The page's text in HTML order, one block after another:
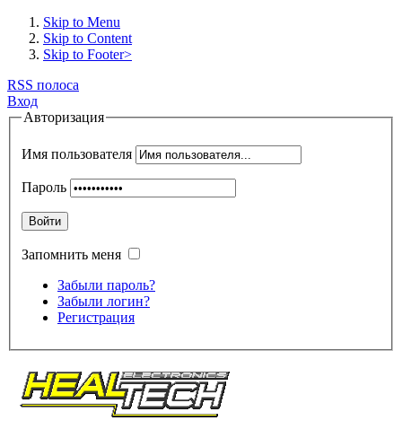
Skip to Menu
Skip to Content
Skip to Footer>
RSS полоса
Вход
Авторизация
Имя пользователя
Пароль
Войти
Запомнить меня
Забыли пароль?
Забыли логин?
Регистрация